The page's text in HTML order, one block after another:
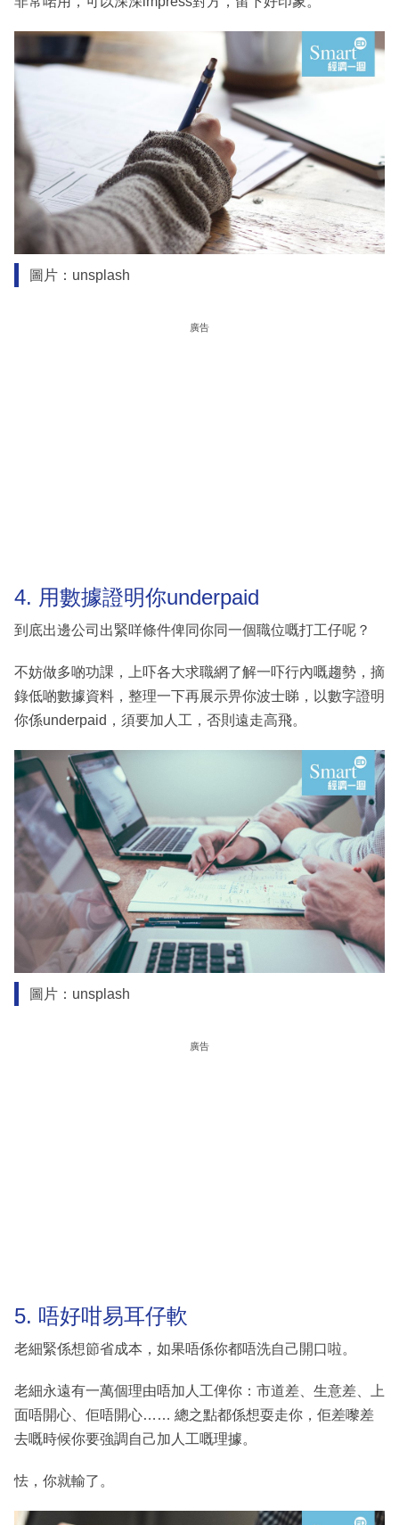
圖片：unsplash
廣告
4. 用數據證明你underpaid
到底出邊公司出緊咩條件俾同你同一個職位嘅打工仔呢？
不妨做多啲功課，上吓各大求職網了解一吓行內嘅趨勢，摘
錄低啲數據資料，整理一下再展示畀你波士睇，以數字證明
你係underpaid，須要加人工，否則遠走高飛。
圖片：unsplash
廣告
5. 唔好咁易耳仔軟
老細緊係想節省成本，如果唔係你都唔洗自己開口啦。
老細永遠有一萬個理由唔加人工俾你：市道差、生意差、上
面唔開心、佢唔開心…… 總之點都係想耍走你，佢差嚟差
去嘅時候你要強調自己加人工嘅理據。
怯，你就輸了。